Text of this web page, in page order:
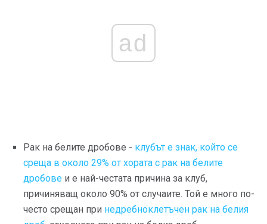
ad
Рак на белите дробове - клубът е знак, който се
среща в около 29% от хората с рак на белите
дробове и е най-честата причина за клуб,
причиняващ около 90% от случаите. Той е много по-
често срещан при недребноклетъчен рак на белия